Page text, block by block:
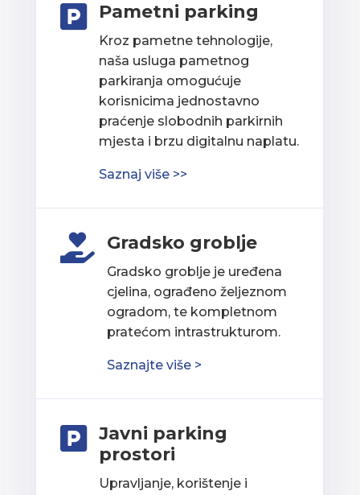
 Pametni parking
Kroz pametne tehnologije,
naša usluga pametnog
parkiranja omogućuje
korisnicima jednostavno
praćenje slobodnih parkirnih
mjesta i brzu digitalnu naplatu.
Saznaj više >>
 Gradsko groblje
Gradsko groblje je uređena
cjelina, ograđeno željeznom
ogradom, te kompletnom
pratećom intrastrukturom.
Saznajte više >

Javni parking
prostori
Upravljanje, korištenje i